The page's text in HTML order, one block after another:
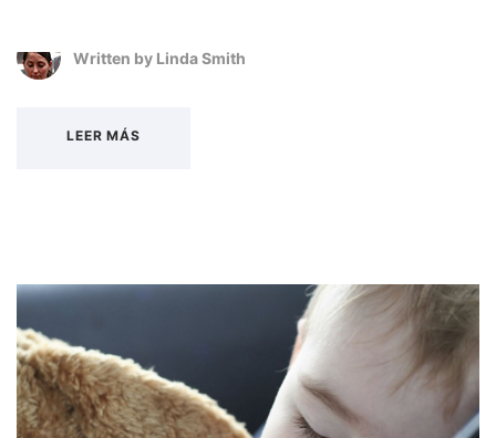
Written by Linda Smith
LEER MÁS